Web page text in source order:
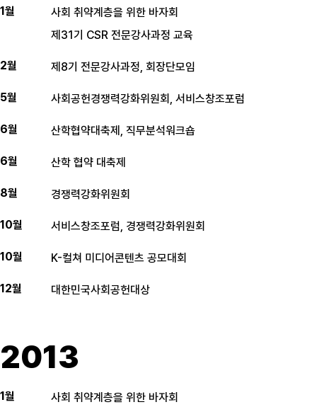
1월
사회 취약계층을 위한 바자회
제31기 CSR 전문강사과정 교육
2월 제8기 전문강사과정, 회장단모임
5월 사회공헌경쟁력강화위원회, 서비스창조포럼
6월 산학협약대축제, 직무분석워크숍
6월 산학 협약 대축제
8월 경쟁력강화위원회
10월 서비스창조포럼, 경쟁력강화위원회
10월 K-컬쳐 미디어콘텐츠 공모대회
12월 대한민국사회공헌대상
2013
1월
사회 취약계층을 위한 바자회